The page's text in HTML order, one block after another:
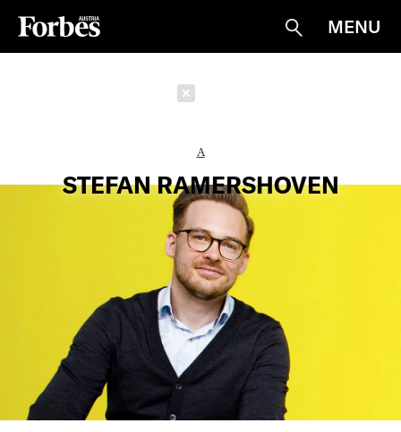
Suche
MENU
A
STEFAN RAMERSHOVEN